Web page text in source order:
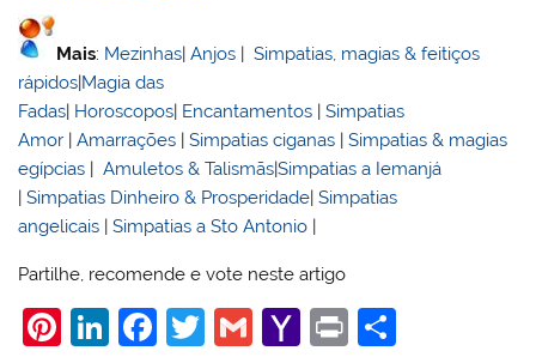
Mais: Mezinhas |Anjos |Simpatias, magias & feitiços
rápidos Magia das
Fadas Horoscopos Encantamentos |Simpatias
Amor |Amarrações |Simpatias ciganas |Simpatias & magias
egípcias |Amuletos & Talismãs|Simpatias a Iemanjá
|Simpatias Dinheiro & Prosperidade |Simpatias
angelicais |Simpatias a Sto Antonio
Partilhe, recomende e vote neste artigo
Pi
Li
F
T
G
Y
Pr